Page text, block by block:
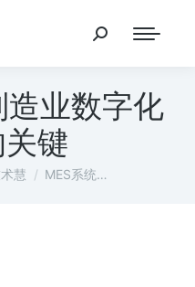
业数字化
键
慧 MES系统…